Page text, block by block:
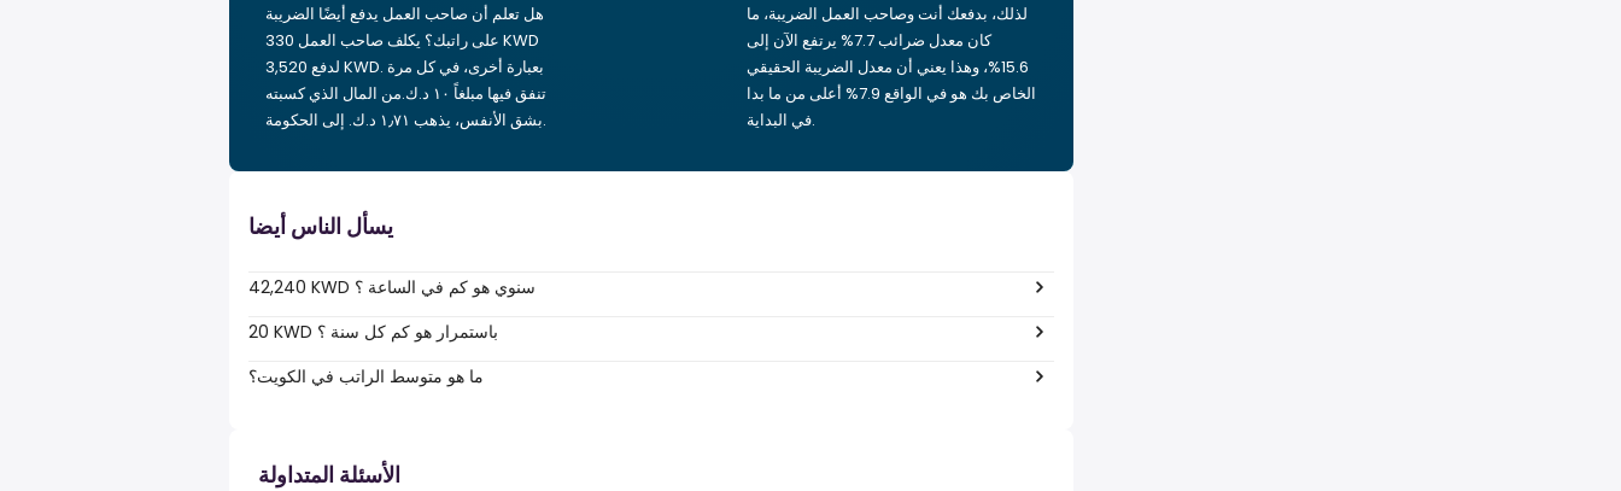
هل تعلم أن صاحب العمل يدفع أيضًا الضريبة
على راتبك؟ يكلف صاحب العمل 330 KWD
لدفع 3,520 KWD. بعبارة أخرى، في كل مرة
تنفق فيها مبلغاً ‏١٠ د.ك.‏من المال الذي كسبته
بشق الأنفس، يذهب ‏١٫٧١ د.ك.‏ إلى الحكومة.
لذلك، بدفعك أنت وصاحب العمل الضريبة، ما
كان معدل ضرائب 7.7% يرتفع الآن إلى
15.6%، وهذا يعني أن معدل الضريبة الحقيقي
الخاص بك هو في الواقع 7.9% أعلى من ما بدا
في البداية.
يسأل الناس أيضا
42,240 KWD سنوي هو كم في الساعة ؟
20 KWD باستمرار هو كم كل سنة ؟
ما هو متوسط الراتب في الكويت؟
الأسئلة المتداولة